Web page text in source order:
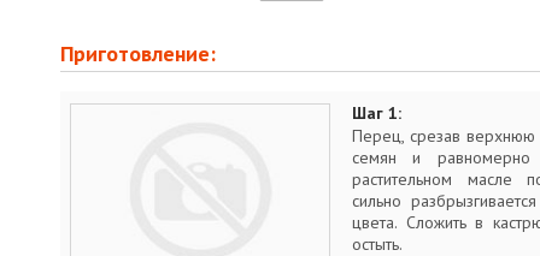
Приготовление:
Шаг 1:
Перец, срезав верхнюю
семян и
растительном масле
сильно
цвета. Сложить в
остыть.